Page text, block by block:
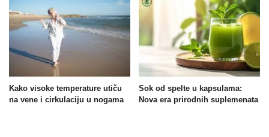
Kako visoke temperature utiču
na vene i cirkulaciju u nogama
Sok od spelte u kapsulama:
Nova era prirodnih suplemenata